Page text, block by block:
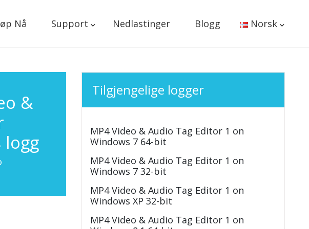
Nå Support Nedlastinger Blogg Norsk
&
Tilgjengelige logger
MP4 Video & Audio Tag Editor 1 on
Windows 7 64-bit
MP4 Video & Audio Tag Editor 1 on
Windows 7 32-bit
MP4 Video & Audio Tag Editor 1 on
Windows XP 32-bit
MP4 Video & Audio Tag Editor 1 on